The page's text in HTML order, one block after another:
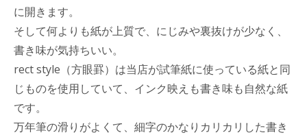
に開きます。
そして何よりも紙が上質で、にじみや裏抜けが少なく、
書き味が気持ちいい。
rect style（方眼罫）は当店が試筆紙に使っている紙と同
じものを使用していて、インク映えも書き味も自然な紙
です。
万年筆の滑りがよくて、細字のかなりカリカリした書き